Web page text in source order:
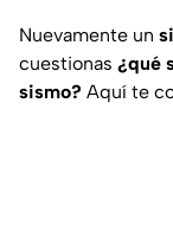
Nuevamente un
cuestionas ¿qué
sismo? Aquí te